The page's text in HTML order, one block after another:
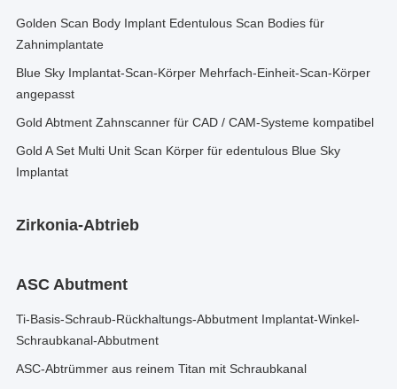
Golden Scan Body Implant Edentulous Scan Bodies für
Zahnimplantate
Blue Sky Implantat-Scan-Körper Mehrfach-Einheit-Scan-Körper
angepasst
Gold Abtment Zahnscanner für CAD / CAM-Systeme kompatibel
Gold A Set Multi Unit Scan Körper für edentulous Blue Sky
Implantat
Zirkonia-Abtrieb
ASC Abutment
Ti-Basis-Schraub-Rückhaltungs-Abbutment Implantat-Winkel-
Schraubkanal-Abbutment
ASC-Abtrümmer aus reinem Titan mit Schraubkanal